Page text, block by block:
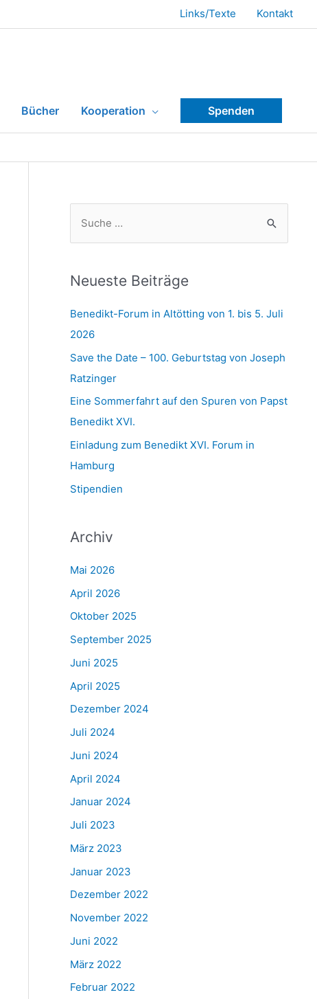
Links/Texte Kontakt
Bücher Kooperation Spenden
Neueste Beiträge
Benedikt-Forum in Altötting von 1. bis 5. Juli
2026
Save the Date – 100. Geburtstag von Joseph
Ratzinger
Eine Sommerfahrt auf den Spuren von Papst
Benedikt XVI.
Einladung zum Benedikt XVI. Forum in
Hamburg
Stipendien
Archiv
Mai 2026
April 2026
Oktober 2025
September 2025
Juni 2025
April 2025
Dezember 2024
Juli 2024
Juni 2024
April 2024
Januar 2024
Juli 2023
März 2023
Januar 2023
Dezember 2022
November 2022
Juni 2022
März 2022
Februar 2022